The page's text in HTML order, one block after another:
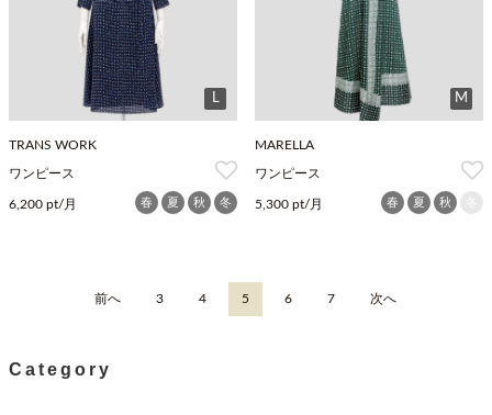
L
TRANS WORK
ワンピース
6,200 pt/月 春 夏 秋 冬
M
MARELLA
ワンピース
5,300 pt/月 春 夏 秋
前へ 3 4 5 6 7 次へ
Category